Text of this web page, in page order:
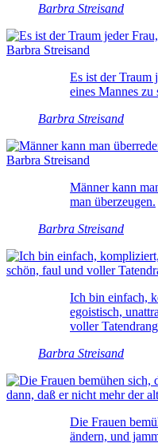
Barbra Streisand
Es ist der Traum
eines Mannes
Barbra Streisand
Männer kann
man überzeugen.
Barbra Streisand
Ich bin einfach,
egoistisch,
voller
Barbra Streisand
Die Frauen
ändern, und